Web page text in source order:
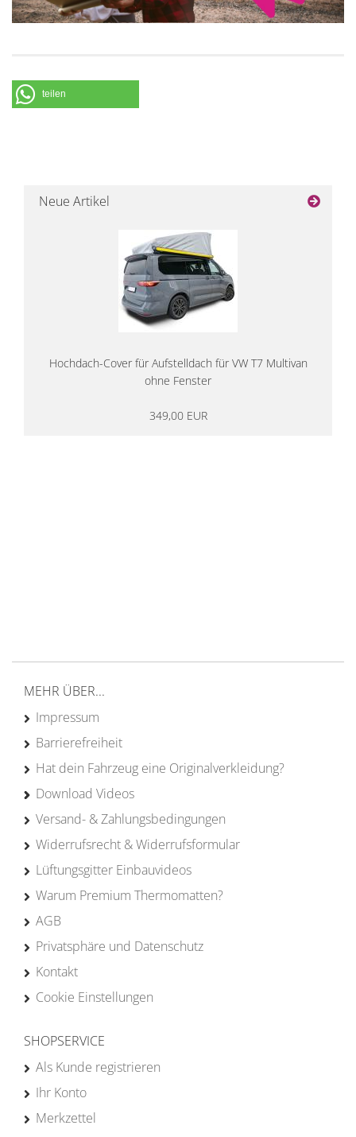
teilen
Neue Artikel
Hochdach-Cover für Aufstelldach für VW T7 Multivan
ohne Fenster
349,00 EUR
MEHR ÜBER...
Impressum
Barrierefreiheit
Hat dein Fahrzeug eine Originalverkleidung?
Download Videos
Versand- & Zahlungsbedingungen
Widerrufsrecht & Widerrufsformular
Lüftungsgitter Einbauvideos
Warum Premium Thermomatten?
AGB
Privatsphäre und Datenschutz
Kontakt
Cookie Einstellungen
SHOPSERVICE
Als Kunde registrieren
Ihr Konto
Merkzettel